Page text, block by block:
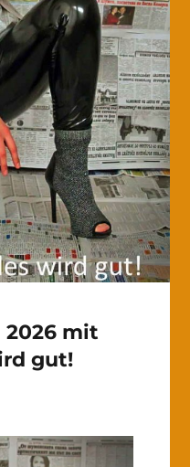
mit
gut!